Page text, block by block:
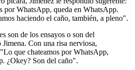
por WhatsApp, queda en WhatsApp.
haciendo el caño, también, a pleno".
son de los ensayos o son del
Con una risa nerviosa,
que chateamos por WhatsApp,
¿Okey? Son del caño".